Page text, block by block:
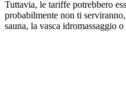
Tuttavia, le tariffe potrebbero
probabilmente non ti
sauna, la vasca idromassaggio